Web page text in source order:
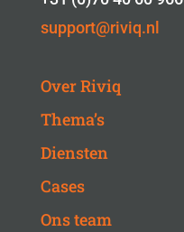
support@riviq.nl
Over Riviq
Thema’s
Diensten
Cases
Ons team